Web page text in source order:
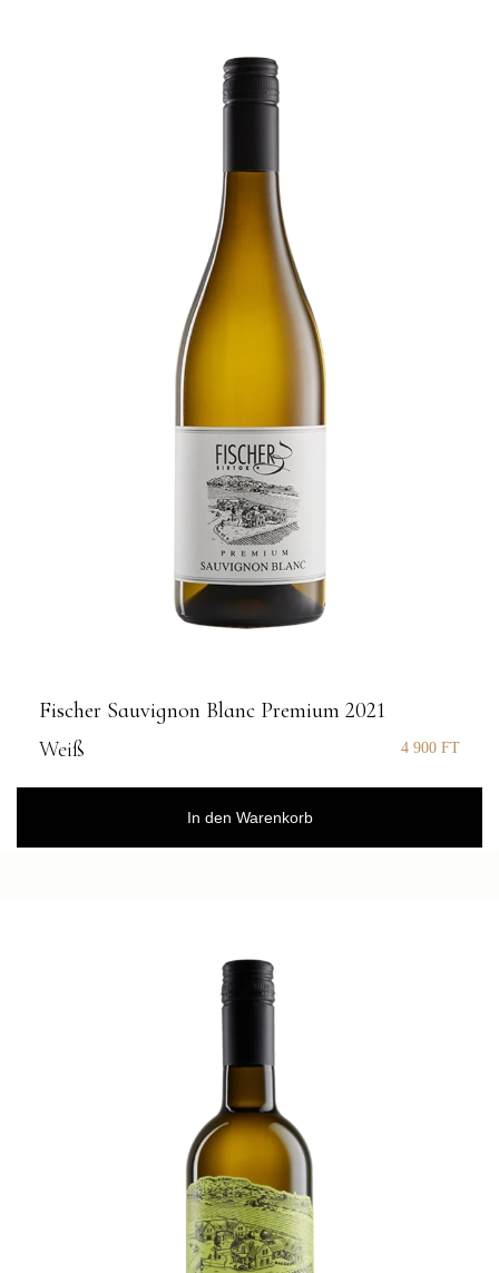
Fischer Sauvignon Blanc Premium 2021
Weiß
4 900 FT
In den Warenkorb